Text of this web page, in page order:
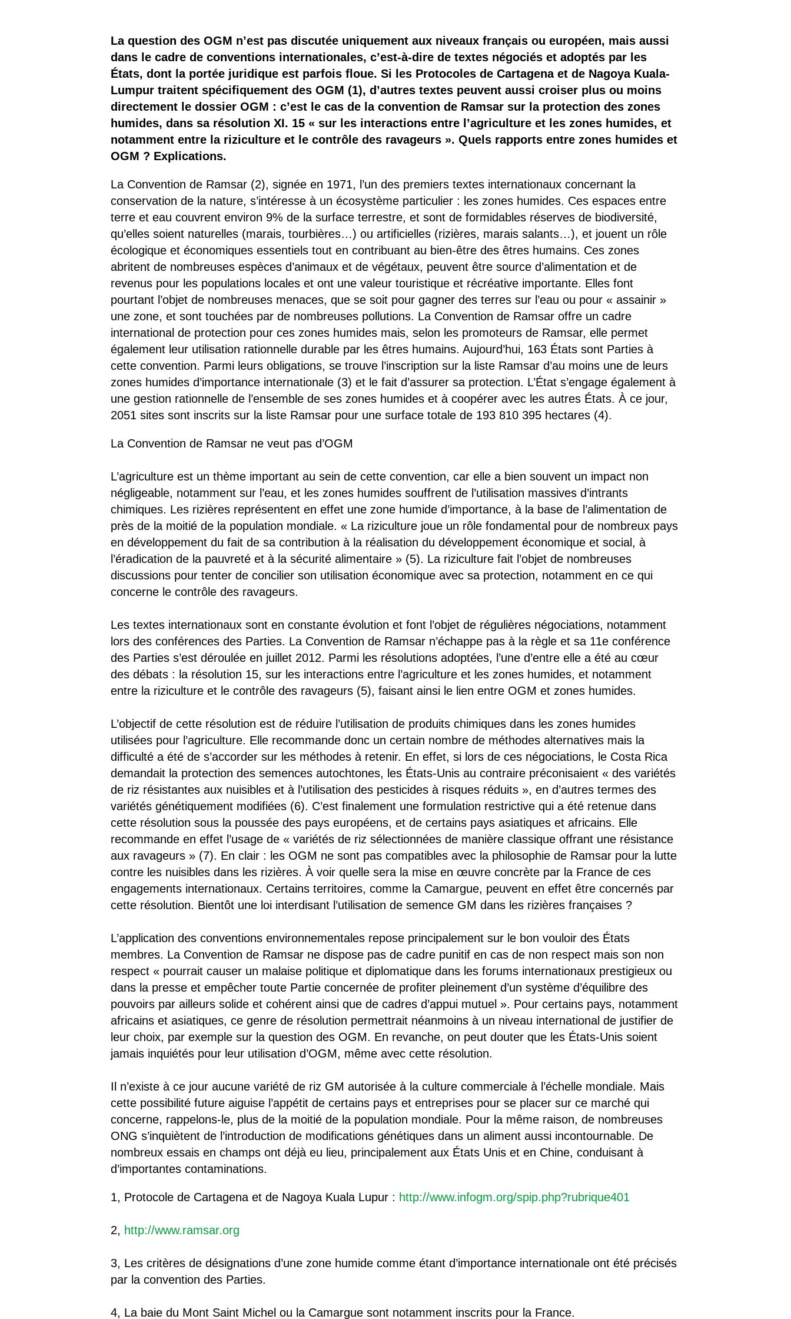
Il y a semence…. et semence
Quels sont les avantages et les inconvénients des OGM ?
La question des OGM n’est pas discutée uniquement aux niveaux français ou européen, mais aussi
dans le cadre de conventions internationales, c’est-à-dire de textes négociés et adoptés par les
États, dont la portée juridique est parfois floue. Si les Protocoles de Cartagena et de Nagoya Kuala-
Lumpur traitent spécifiquement des OGM (1), d’autres textes peuvent aussi croiser plus ou moins
directement le dossier OGM : c’est le cas de la convention de Ramsar sur la protection des zones
humides, dans sa résolution XI. 15 « sur les interactions entre l’agriculture et les zones humides, et
notamment entre la riziculture et le contrôle des ravageurs ». Quels rapports entre zones humides et
OGM ? Explications.
La Convention de Ramsar (2), signée en 1971, l’un des premiers textes internationaux concernant la
conservation de la nature, s’intéresse à un écosystème particulier : les zones humides. Ces espaces entre
terre et eau couvrent environ 9% de la surface terrestre, et sont de formidables réserves de biodiversité,
qu’elles soient naturelles (marais, tourbières…) ou artificielles (rizières, marais salants…), et jouent un rôle
écologique et économiques essentiels tout en contribuant au bien-être des êtres humains. Ces zones
abritent de nombreuses espèces d’animaux et de végétaux, peuvent être source d’alimentation et de
revenus pour les populations locales et ont une valeur touristique et récréative importante. Elles font
pourtant l’objet de nombreuses menaces, que se soit pour gagner des terres sur l’eau ou pour « assainir »
une zone, et sont touchées par de nombreuses pollutions. La Convention de Ramsar offre un cadre
international de protection pour ces zones humides mais, selon les promoteurs de Ramsar, elle permet
également leur utilisation rationnelle durable par les êtres humains. Aujourd’hui, 163 États sont Parties à
cette convention. Parmi leurs obligations, se trouve l’inscription sur la liste Ramsar d’au moins une de leurs
zones humides d’importance internationale (3) et le fait d’assurer sa protection. L’État s’engage également à
une gestion rationnelle de l’ensemble de ses zones humides et à coopérer avec les autres États. À ce jour,
2051 sites sont inscrits sur la liste Ramsar pour une surface totale de 193 810 395 hectares (4).
La Convention de Ramsar ne veut pas d’OGM
L’agriculture est un thème important au sein de cette convention, car elle a bien souvent un impact non
négligeable, notamment sur l’eau, et les zones humides souffrent de l’utilisation massives d’intrants
chimiques. Les rizières représentent en effet une zone humide d’importance, à la base de l’alimentation de
près de la moitié de la population mondiale. « La riziculture joue un rôle fondamental pour de nombreux pays
en développement du fait de sa contribution à la réalisation du développement économique et social, à
l’éradication de la pauvreté et à la sécurité alimentaire » (5). La riziculture fait l’objet de nombreuses
discussions pour tenter de concilier son utilisation économique avec sa protection, notamment en ce qui
concerne le contrôle des ravageurs.
Les textes internationaux sont en constante évolution et font l’objet de régulières négociations, notamment
lors des conférences des Parties. La Convention de Ramsar n’échappe pas à la règle et sa 11e conférence
des Parties s’est déroulée en juillet 2012. Parmi les résolutions adoptées, l’une d’entre elle a été au cœur
des débats : la résolution 15, sur les interactions entre l’agriculture et les zones humides, et notamment
entre la riziculture et le contrôle des ravageurs (5), faisant ainsi le lien entre OGM et zones humides.
L’objectif de cette résolution est de réduire l’utilisation de produits chimiques dans les zones humides
utilisées pour l’agriculture. Elle recommande donc un certain nombre de méthodes alternatives mais la
difficulté a été de s’accorder sur les méthodes à retenir. En effet, si lors de ces négociations, le Costa Rica
demandait la protection des semences autochtones, les États-Unis au contraire préconisaient « des variétés
de riz résistantes aux nuisibles et à l’utilisation des pesticides à risques réduits », en d’autres termes des
variétés génétiquement modifiées (6). C’est finalement une formulation restrictive qui a été retenue dans
cette résolution sous la poussée des pays européens, et de certains pays asiatiques et africains. Elle
recommande en effet l’usage de « variétés de riz sélectionnées de manière classique offrant une résistance
aux ravageurs » (7). En clair : les OGM ne sont pas compatibles avec la philosophie de Ramsar pour la lutte
contre les nuisibles dans les rizières. À voir quelle sera la mise en œuvre concrète par la France de ces
engagements internationaux. Certains territoires, comme la Camargue, peuvent en effet être concernés par
cette résolution. Bientôt une loi interdisant l’utilisation de semence GM dans les rizières françaises ?
L’application des conventions environnementales repose principalement sur le bon vouloir des États
membres. La Convention de Ramsar ne dispose pas de cadre punitif en cas de non respect mais son non
respect « pourrait causer un malaise politique et diplomatique dans les forums internationaux prestigieux ou
dans la presse et empêcher toute Partie concernée de profiter pleinement d’un système d’équilibre des
pouvoirs par ailleurs solide et cohérent ainsi que de cadres d’appui mutuel ». Pour certains pays, notamment
africains et asiatiques, ce genre de résolution permettrait néanmoins à un niveau international de justifier de
leur choix, par exemple sur la question des OGM. En revanche, on peut douter que les États-Unis soient
jamais inquiétés pour leur utilisation d’OGM, même avec cette résolution.
Il n’existe à ce jour aucune variété de riz GM autorisée à la culture commerciale à l’échelle mondiale. Mais
cette possibilité future aiguise l’appétit de certains pays et entreprises pour se placer sur ce marché qui
concerne, rappelons-le, plus de la moitié de la population mondiale. Pour la même raison, de nombreuses
ONG s’inquiètent de l’introduction de modifications génétiques dans un aliment aussi incontournable. De
nombreux essais en champs ont déjà eu lieu, principalement aux États Unis et en Chine, conduisant à
d’importantes contaminations.
1, Protocole de Cartagena et de Nagoya Kuala Lupur : http://www.infogm.org/spip.php?rubrique401
2, http://www.ramsar.org
3, Les critères de désignations d’une zone humide comme étant d’importance internationale ont été précisés
par la convention des Parties.
4, La baie du Mont Saint Michel ou la Camargue sont notamment inscrits pour la France.